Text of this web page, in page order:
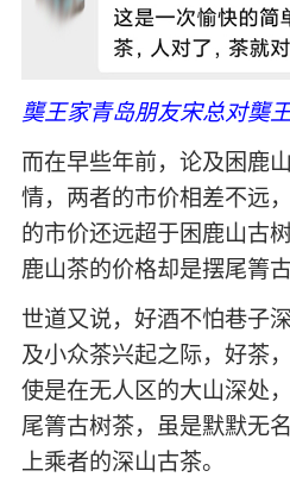
龑王家青岛朋友宋总对龑
而在早些年前，论及困鹿
情，两者的市价相差不远
的市价还远超于困鹿山古
鹿山茶的价格却是摆尾箐
世道又说，好酒不怕巷子
及小众茶兴起之际，好茶
使是在无人区的大山深处
尾箐古树茶，虽是默默无
上乘者的深山古茶。